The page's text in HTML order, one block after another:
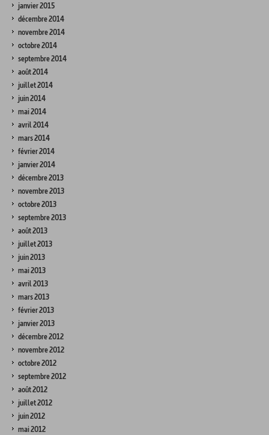
janvier 2015
décembre 2014
novembre 2014
octobre 2014
septembre 2014
août 2014
juillet 2014
juin 2014
mai 2014
avril 2014
mars 2014
février 2014
janvier 2014
décembre 2013
novembre 2013
octobre 2013
septembre 2013
août 2013
juillet 2013
juin 2013
mai 2013
avril 2013
mars 2013
février 2013
janvier 2013
décembre 2012
novembre 2012
octobre 2012
septembre 2012
août 2012
juillet 2012
juin 2012
mai 2012